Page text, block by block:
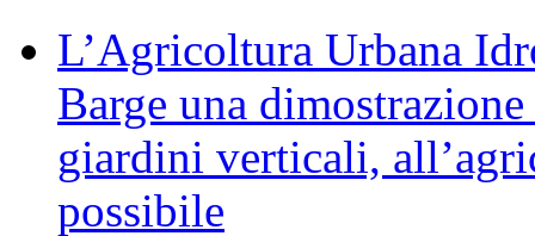
L’Agricoltura Urbana
Barge una
giardini verticali,
possibile